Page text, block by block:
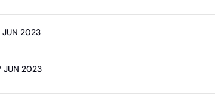
JUN 2023
JUN 2023